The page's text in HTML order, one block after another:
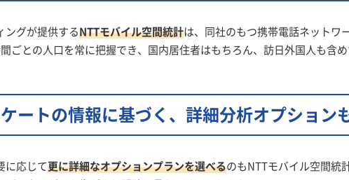
ングが提供するNTTモバイル空間統計は、同社のもつ携帯電話ネットワ
ごとの人口を常に把握でき、国内居住者はもちろん、訪日外国人も含め
ートの情報に基づく、詳細分析オプション
に応じて更に詳細なオプションプランを選べるのもNTTモバイル空間統